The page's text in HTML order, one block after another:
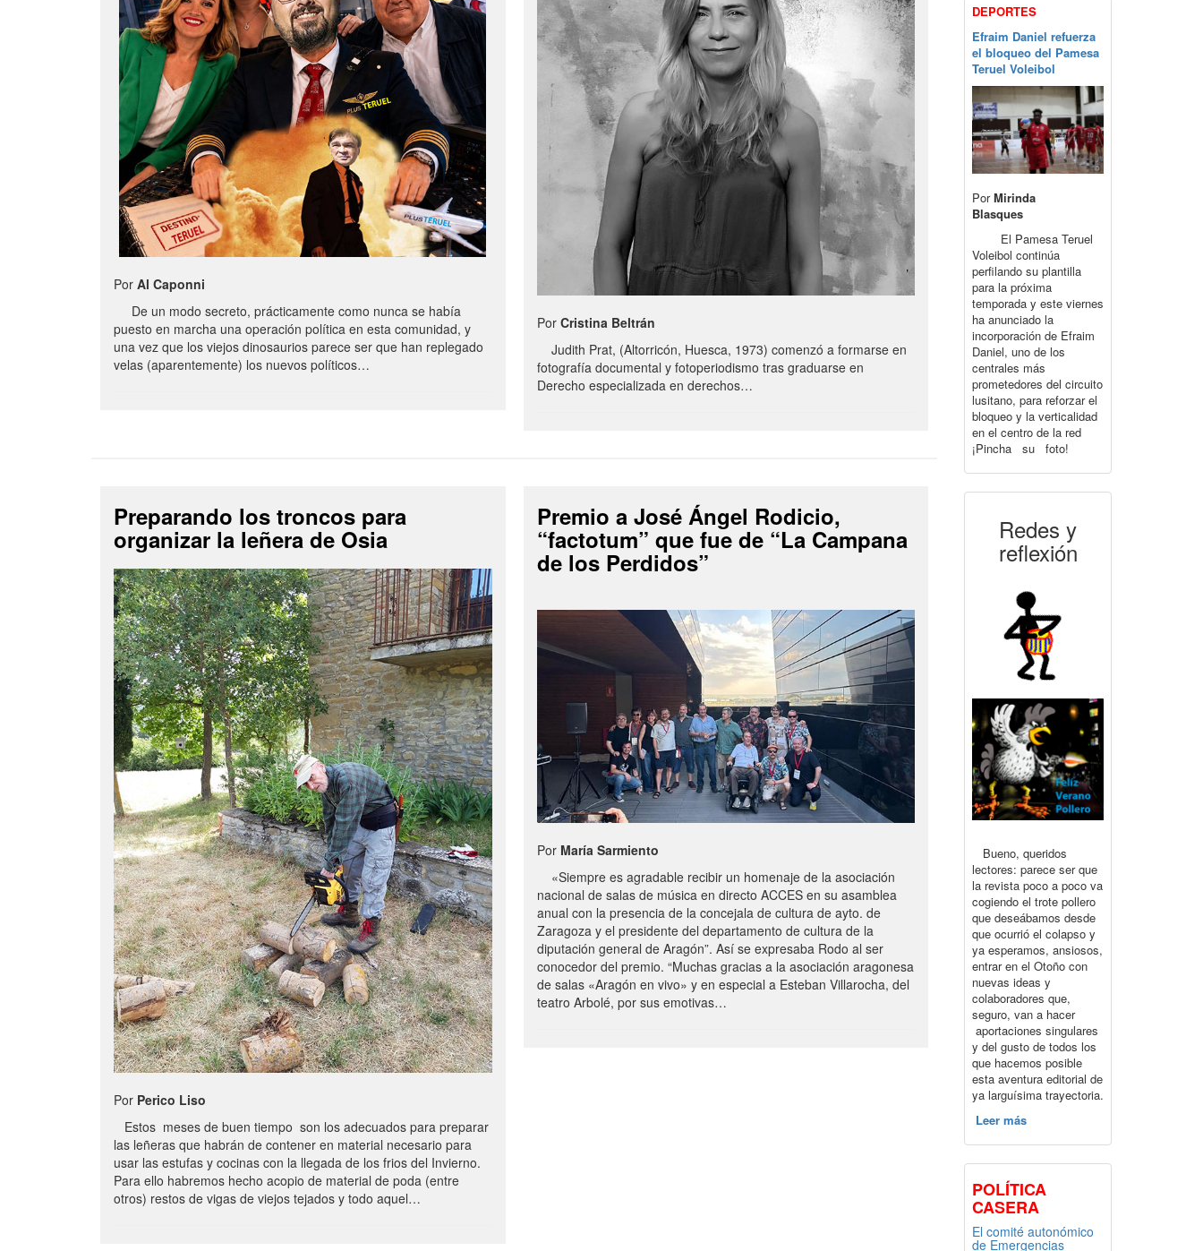
Por Al Caponni
De un modo secreto, prácticamente como nunca se había
puesto en marcha una operación política en esta comunidad, y
una vez que los viejos dinosaurios parece ser que han replegado
velas (aparentemente) los nuevos políticos…
PorCristina Beltrán
Judith Prat, (Altorricón, Huesca, 1973) comenzó a formarse en
fotografía documental y fotoperiodismo tras graduarse en
Derecho especializada en derechos…
Preparando los troncos para
organizar la leñera de Osia
Por Perico Liso
Estos meses de buen tiempo son los adecuados para preparar
las leñeras que habrán de contener en material necesario para
usar las estufas y cocinas con la llegada de los frios del Invierno.
Para ello habremos hecho acopio de material de poda (entre
otros) restos de vigas de viejos tejados y todo aquel…
Premio a José Ángel Rodicio,
“factotum” que fue de “La Campana
de los Perdidos”
Por María Sarmiento
«Siempre es agradable recibir un homenaje de la asociación
nacional de salas de música en directo ACCES en su asamblea
anual con la presencia de la concejala de cultura de ayto. de
Zaragoza y el presidente del departamento de cultura de la
diputación general de Aragón”. Así se expresaba Rodo al ser
conocedor del premio. “Muchas gracias a la asociación aragonesa
de salas «Aragón en vivo» y en especial a Esteban Villarocha, del
teatro Arbolé, por sus emotivas…
DEPORTES
Efraim Daniel refuerza
el bloqueo del Pamesa
Teruel Voleibol
PorMirinda
Blasques
El Pamesa Teruel
Voleibol continúa
perfilando su plantilla
para la próxima
temporada y este viernes
ha anunciado la
incorporación de Efraim
Daniel, uno de los
centrales más
prometedores del circuito
lusitano, para reforzar el
bloqueo y la verticalidad
en el centro de la red
¡Pincha su foto!
Redes y
reflexión
Bueno, queridos
lectores: parece ser que
la revista poco a poco va
cogiendo el trote pollero
que deseábamos desde
que ocurrió el colapso y
ya esperamos, ansiosos,
entrar en el Otoño con
nuevas ideas y
colaboradores que,
seguro, van a hacer
aportaciones singulares
y del gusto de todos los
que hacemos posible
esta aventura editorial de
ya larguísima trayectoria.
Leer más
POLÍTICA
CASERA
El comité autonómico
de Emergencias